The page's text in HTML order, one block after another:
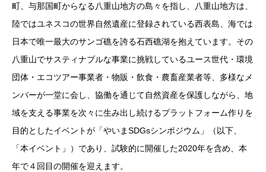
町、与那国町からなる八重山地方の島々を指し、八重山地方は、
陸ではユネスコの世界自然遺産に登録されている西表島、海では
日本で唯一最大のサンゴ礁を誇る石西礁湖を抱えています。その
八重山でサスティナブルな事業に挑戦しているユース世代・環境
団体・エコツアー事業者・物販・飲食・農畜産業者等、多様なメ
ンバーが一堂に会し、協働を通じて自然資産を保護しながら、地
域を支える事業を次々に生み出し続けるプラットフォーム作りを
目的としたイベントが「やいまSDGsシンポジウム」（以下、
「本イベント」）であり、試験的に開催した2020年を含め、本
年で４回目の開催を迎えます。